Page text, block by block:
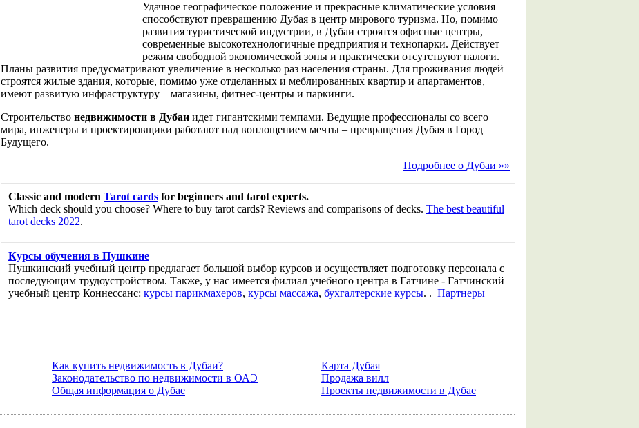
Удачное географическое положение и прекрасные климатические условия
способствуют превращению Дубая в центр мирового туризма. Но, помимо
развития туристической индустрии, в Дубаи строятся офисные центры,
современные высокотехнологичные предприятия и технопарки. Действует
режим свободной экономической зоны и практически отсутствуют налоги.
Планы развития предусматривают увеличение в несколько раз населения страны. Для проживания людей
строятся жилые здания, которые, помимо уже отделанных и меблированных квартир и апартаментов,
имеют развитую инфраструктуру – магазины, фитнес-центры и паркинги.
Строительство недвижимости в Дубаи идет гигантскими темпами. Ведущие профессионалы со всего
мира, инженеры и проектировщики работают над воплощением мечты – превращения Дубая в Город
Будущего.
Подробнее о Дубаи »»
Classic and modern Tarot cards for beginners and tarot experts.
Which deck should you choose? Where to buy tarot cards? Reviews and comparisons of decks. The best beautiful
tarot decks 2022.
Курсы обучения в Пушкине
Пушкинский учебный центр предлагает большой выбор курсов и осуществляет подготовку персонала с
последующим трудоустройством. Также, у нас имеется филиал учебного центра в Гатчине - Гатчинский
учебный центр Коннессанс: курсы парикмахеров, курсы массажа, бухгалтерские курсы. . Партнеры
Как купить недвижимость в Дубаи?
Законодательство по недвижимости в ОАЭ
Общая информация о Дубае
Карта Дубая
Продажа вилл
Проекты недвижимости в Дубае